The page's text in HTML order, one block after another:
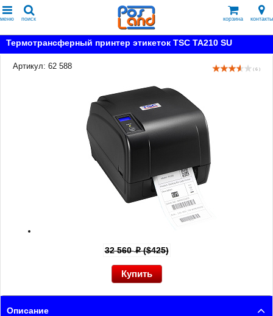
меню поиск корзина контакты
Термотрансферный принтер этикеток TSC TA210 SU
Артикул: 62 588 ( 6 )
32 560p($425)
Описание